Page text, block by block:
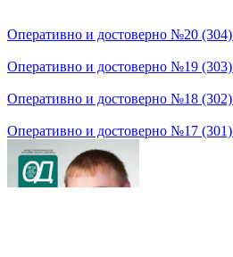
Оперативно и достоверно №20 (304)
Оперативно и достоверно №19 (303)
Оперативно и достоверно №18 (302)
Оперативно и достоверно №17 (301)